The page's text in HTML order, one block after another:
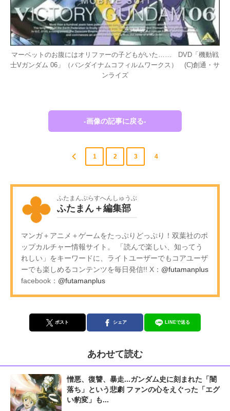
マーベットのお腹にはオリファーの子どもがいた…… DVD「機動戦
士Vガンダム 06」（バンダイナムコフィルムワークス） (C)創通・サ
ンライズ
-画像の記事に戻る-
1 2 3 4
ふたまんぷらすへんしゅうぶ
ふたまん＋編集部
マンガ＋アニメ＋ゲームをたっぷりどっぷり！双葉社のポ
ップカルチャー情報サイト。 「読んで楽しい、知ってう
れしい」をキーワードに、ライトユーザーでもコアユーザ
ーでも楽しめるコンテンツを毎日発信!! X： @futamanplus
facebook： @futamanplus
ポスト シェア LINEで送る
あわせて読む
憎悪、復讐、暴走...ガンダム史に刻まれた「闇
落ち」という悲劇 ファンの心をえぐった「エグ
い豹変」も...